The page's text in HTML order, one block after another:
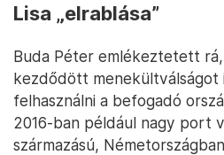
Lisa „elrablása”
Buda Péter emlékeztetett
kezdődött
felhasználni a befogadó
2016-ban például nagy port
származású,